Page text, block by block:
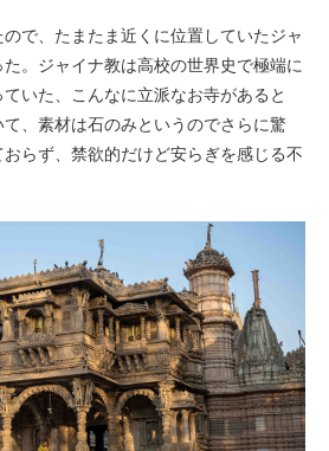
で、たまたま近くに位置していたジャ
。ジャイナ教は高校の世界史で極端に
いた、こんなに立派なお寺があると
、素材は石のみというのでさらに驚
らず、禁欲的だけど安らぎを感じる不